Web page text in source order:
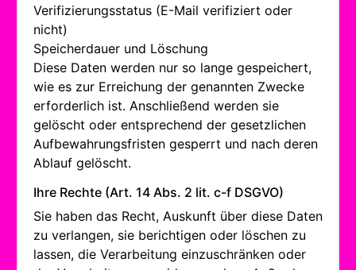
Verifizierungsstatus (E-Mail verifiziert oder
nicht)
Speicherdauer und Löschung
Diese Daten werden nur so lange gespeichert,
wie es zur Erreichung der genannten Zwecke
erforderlich ist. Anschließend werden sie
gelöscht oder entsprechend der gesetzlichen
Aufbewahrungsfristen gesperrt und nach deren
Ablauf gelöscht.
Ihre Rechte (Art. 14 Abs. 2 lit. c-f DSGVO)
Sie haben das Recht, Auskunft über diese Daten
zu verlangen, sie berichtigen oder löschen zu
lassen, die Verarbeitung einzuschränken oder